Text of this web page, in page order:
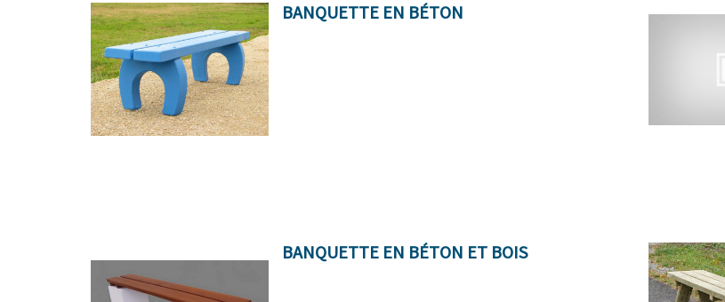
BANQUETTE EN BÉTON
BANQUETTE EN BÉTON ET BOIS